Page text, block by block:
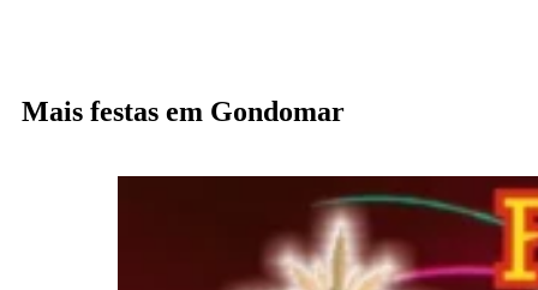
Mais festas em Gondomar